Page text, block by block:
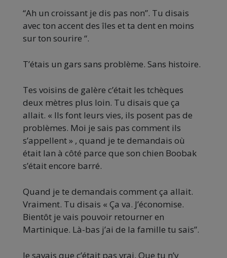
“Ah un croissant je dis pas non”. Tu disais
avec ton accent des îles et ta dent en moins
sur ton sourire “.
T’étais un gars sans problème. Sans histoire.
Tes voisins de galère c’était les tchèques
deux mètres plus loin. Tu disais que ça
allait. « Ils font leurs vies, ils posent pas de
problèmes. Moi je sais pas comment ils
s’appellent » , quand je te demandais où
était Ian à côté parce que son chien Boobak
s’était encore barré.
Quand je te demandais comment ça allait.
Vraiment. Tu disais « Ça va. J’économise.
Bientôt je vais pouvoir retourner en
Martinique. Là-bas j’ai de la famille tu sais”.
Je savais que c’était pas vrai. Que tu n’y